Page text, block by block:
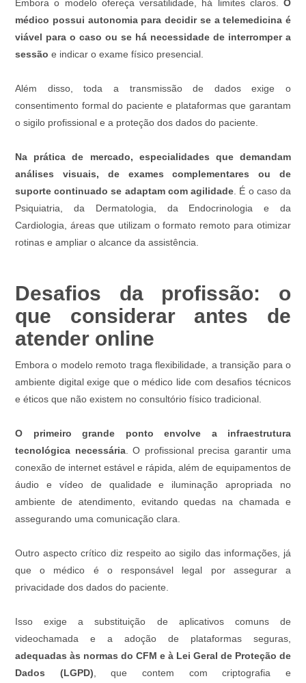
Embora o modelo ofereça versatilidade, há limites claros. O
médico possui autonomia para decidir se a telemedicina é
viável para o caso ou se há necessidade de interromper a
sessão e indicar o exame físico presencial.
Além disso, toda a transmissão de dados exige o
consentimento formal do paciente e plataformas que garantam
o sigilo profissional e a proteção dos dados do paciente.
Na prática de mercado, especialidades que demandam
análises visuais, de exames complementares ou de
suporte continuado se adaptam com agilidade . É o caso da
Psiquiatria, da Dermatologia, da Endocrinologia e da
Cardiologia, áreas que utilizam o formato remoto para otimizar
rotinas e ampliar o alcance da assistência.
Desafios da profissão: o
que considerar antes de
atender online
Embora o modelo remoto traga flexibilidade, a transição para o
ambiente digital exige que o médico lide com desafios técnicos
e éticos que não existem no consultório físico tradicional.
O primeiro grande ponto envolve a infraestrutura
tecnológica necessária. O profissional precisa garantir uma
conexão de internet estável e rápida, além de equipamentos de
áudio e vídeo de qualidade e iluminação apropriada no
ambiente de atendimento, evitando quedas na chamada e
assegurando uma comunicação clara.
Outro aspecto crítico diz respeito ao sigilo das informações, já
que o médico é o responsável legal por assegurar a
privacidade dos dados do paciente.
Isso exige a substituição de aplicativos comuns de
videochamada e a adoção de plataformas seguras,
adequadas às normas do CFM e à Lei Geral de Proteção de
Dados (LGPD) , que contem com criptografia e